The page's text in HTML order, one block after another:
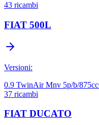
43 ricambi
FIAT 500L
Versioni:
0.9 TwinAir Mnv 5p/b/875cc
37 ricambi
FIAT DUCATO